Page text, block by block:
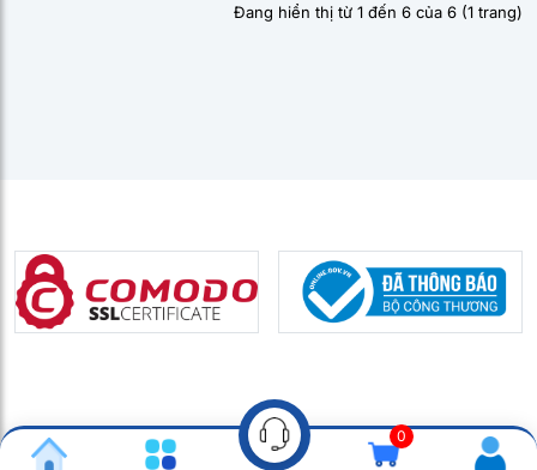
Đang hiển thị từ 1 đến 6 của 6 (1 trang)
0